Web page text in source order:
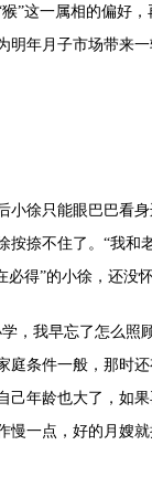
”这一属相的偏好
明年月子市场带来一
小徐只能眼巴巴看
按捺不住了。“我和
必得”的小徐，还没
，我早忘了怎么照
庭条件一般，那时
己年龄也大了，如
慢一点，好的月嫂就